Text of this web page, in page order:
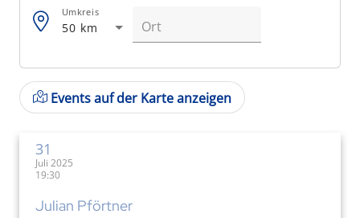
50 km
Umkreis
Events auf der Karte anzeigen
31
Juli 2025
19:30
Julian Pförtner